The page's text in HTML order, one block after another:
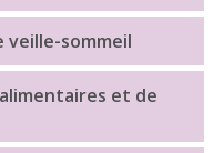
(ESPT)
(TOC)
veille-sommeil
apnée du sommeil
et de